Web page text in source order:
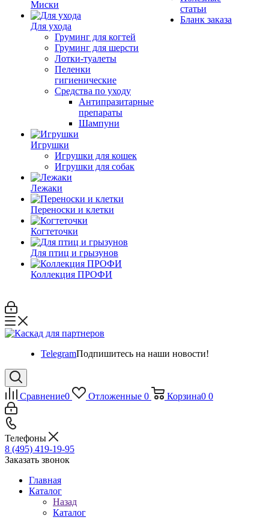
Миски
Для ухода
Груминг для когтей
Груминг для шерсти
Лотки-туалеты
Пеленки
гигиенические
Средства по уходу
Антипразитарные
препараты
Шампуни
Игрушки
Игрушки для кошек
Игрушки для собак
Лежаки
Переноски и клетки
Когтеточки
Для птиц и грызунов
Коллекция ПРОФИ
статьи
Бланк заказа
TelegramПодпишитесь на наши новости!
Сравнение0 Отложенные 0 Корзина0 0
Телефоны
8 (495) 419-19-95
Заказать звонок
Главная
Каталог
Назад
Каталог